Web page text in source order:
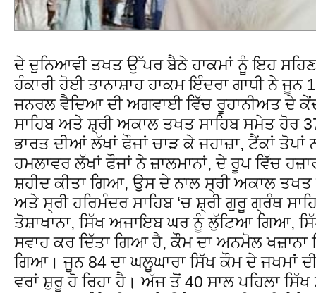
ਦੇ ਦੁਨਿਆਵੀ ਤਖਤ ਉੱਪਰ ਬੈਠੇ ਹਾਕਮਾਂ ਨੂੰ ਇਹ
ਹੰਕਾਰੀ ਹੋਈ ਤਾਨਾਸ਼ਾਹ ਹਾਕਮ ਇੰਦਰਾ ਗਾਧੀ ਨੇ
ਜਨਰਲ ਵੈਦਿਆ ਦੀ ਅਗਵਾਈ ਵਿੱਚ ਰੂਹਾਨੀਅਤ ਦੇ
ਸਾਹਿਬ ਅਤੇ ਸ਼੍ਰੀ ਅਕਾਲ ਤਖਤ ਸਾਹਿਬ ਸਮੇਤ ਹੋਰ
ਭਾਰਤ ਦੀਆਂ ਲੱਖਾਂ ਫੌਜਾਂ ਚਾੜ ਕੇ ਜਹਾਜ਼ਾ, ਟੈਂਕਾਂ ਤੋਪਾਂ
ਹਮਲਾਵਰ ਲੱਖਾਂ ਫੌਜਾਂ ਨੇ ਜ਼ਾਲਮਾਨਾਂ, ਦੇ ਰੂਪ ਵਿੱਚ
ਸ਼ਹੀਦ ਕੀਤਾ ਗਿਆ, ਉਸ ਦੇ ਨਾਲ ਸ੍ਰੀ ਅਕਾਲ ਤਖਤ
ਅਤੇ ਸ੍ਰੀ ਹਰਿਮੰਦਰ ਸਾਹਿਬ ‘ਚ ਸ਼੍ਰੀ ਗੁਰੂ ਗ੍ਰੰਥ
ਤੋਸ਼ਾਖਾਨਾ, ਸਿੱਖ ਅਜਾਇਬ ਘਰ ਨੂੰ ਲੁੱਟਿਆ ਗਿਆ,
ਸਵਾਹ ਕਰ ਦਿੱਤਾ ਗਿਆ ਹੈ, ਕੌਮ ਦਾ ਅਨਮੋਲ
ਗਿਆ। ਜੂਨ 84 ਦਾ ਘਲੂਘਾਰਾ ਸਿੱਖ ਕੌਮ ਦੇ ਜਖਮਾਂ
ਵਰਾਂ ਸ਼ੁਰੂ ਹੋ ਰਿਹਾ ਹੈ। ਅੱਜ ਤੋਂ 40 ਸਾਲ ਪਹਿਲਾ